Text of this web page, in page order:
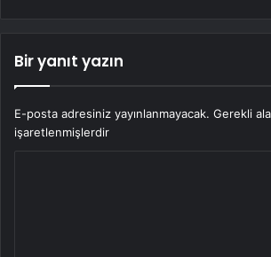
Bir yanıt yazın
E-posta adresiniz yayınlanmayacak. Gerekli
işaretlenmişlerdir